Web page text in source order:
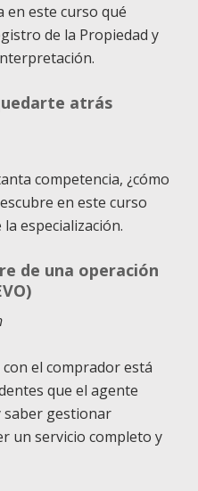
en este curso qué
de la Propiedad y
atrás
competencia, ¿cómo
en este curso
especialización.
de una operación
el comprador está
que el agente
saber gestionar
un servicio completo y